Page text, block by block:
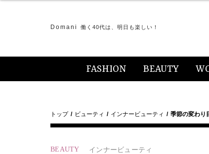
Domani 働く40代は、明日も楽しい！
FASHION BEAUTY
トップ ビューティ インナービューティ 季節の変わり
BEAUTY インナービューティ